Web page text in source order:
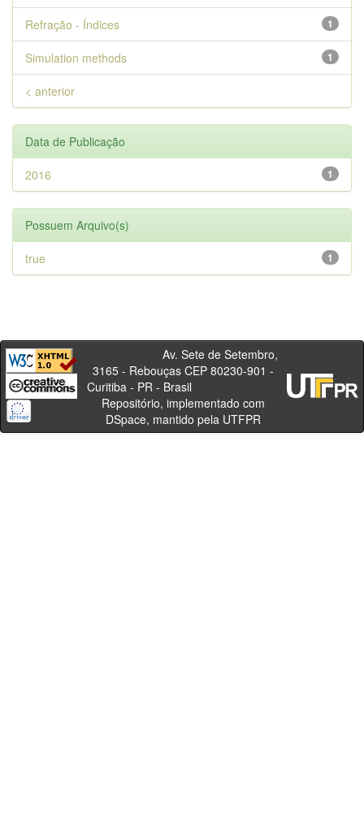
1
Refração - Índices
1
Simulation methods
< anterior
Data de Publicação
1
2016
Possuem Arquivo(s)
1
true
Av. Sete de Setembro,
3165 - Rebouças CEP 80230-901 -
Curitiba - PR - Brasil
Repositório, implementado com
DSpace, mantido pela UTFPR